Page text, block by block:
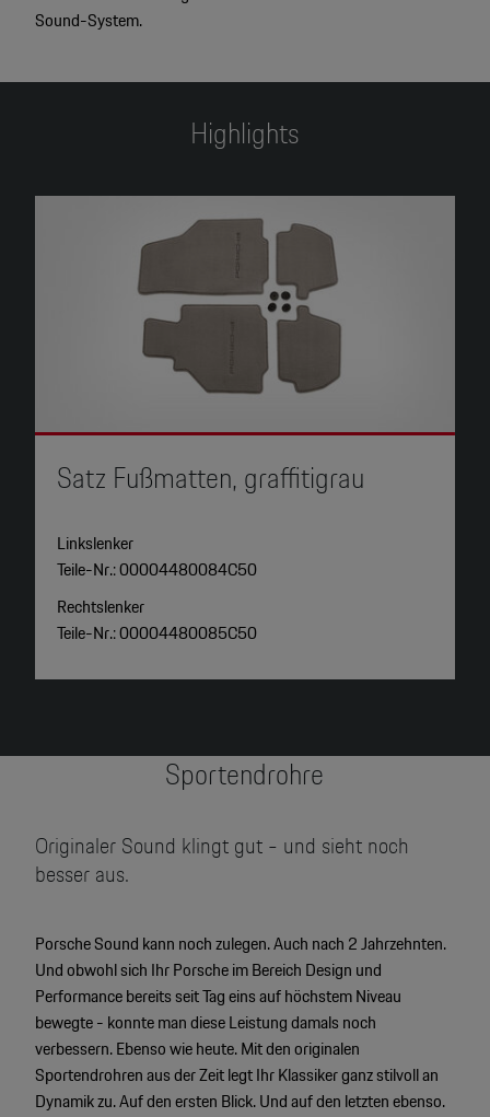
Sound-System.
Highlights
Satz Fußmatten, graffitigrau
Linkslenker
Teile-Nr.: 00004480084C50
Rechtslenker
Teile-Nr.: 00004480085C50
Sportendrohre
Originaler Sound klingt gut - und sieht noch
besser aus.
Porsche Sound kann noch zulegen. Auch nach 2 Jahrzehnten.
Und obwohl sich Ihr Porsche im Bereich Design und
Performance bereits seit Tag eins auf höchstem Niveau
bewegte - konnte man diese Leistung damals noch
verbessern. Ebenso wie heute. Mit den originalen
Sportendrohren aus der Zeit legt Ihr Klassiker ganz stilvoll an
Dynamik zu. Auf den ersten Blick. Und auf den letzten ebenso.